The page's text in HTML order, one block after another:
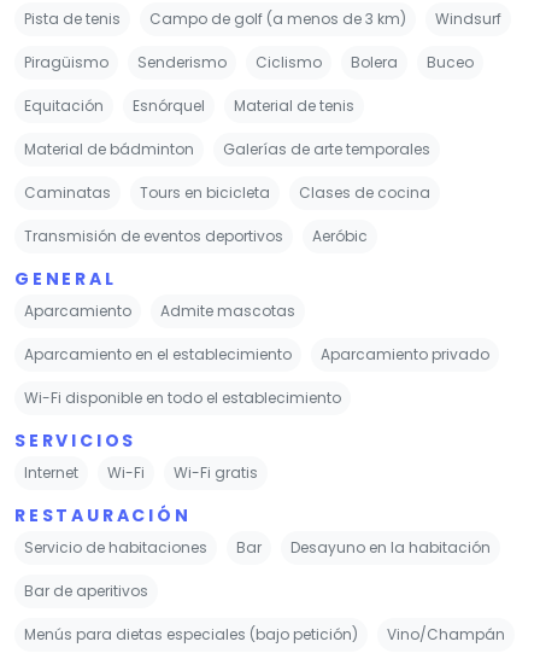
Pista de tenis Campo de golf (a menos de 3 km) Windsurf
Piragüismo Senderismo Ciclismo Bolera Buceo
Equitación Esnórquel Material de tenis
Material de bádminton Galerías de arte temporales
Caminatas Tours en bicicleta Clases de cocina
Transmisión de eventos deportivos Aeróbic
GENERAL
Aparcamiento Admite mascotas
Aparcamiento en el establecimiento Aparcamiento privado
Wi-Fi disponible en todo el establecimiento
SERVICIOS
Internet Wi-Fi Wi-Fi gratis
RESTAURACIÓN
Servicio de habitaciones Bar Desayuno en la habitación
Bar de aperitivos
Menús para dietas especiales (bajo petición) Vino/Champán